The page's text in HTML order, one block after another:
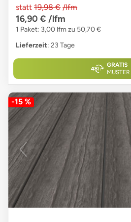
statt 19,98 € /lfm
16,90 € /lfm
1 Paket: 3,00 lfm zu 50,70 €
Lieferzeit: 23 Tage
GRATIS
MUSTER
-15 %